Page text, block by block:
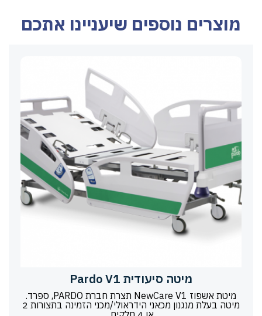
מוצרים נוספים שיעניינו אתכם
מיטה סיעודית Pardo V1
מיטת אשפוז NewCare V1 תצרת חברת PARDO, ספרד.
מיטה בעלת מנגנון מכאני הידראולי/מכני הזמינה בתצורות 2